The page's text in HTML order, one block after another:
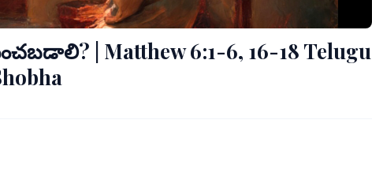
| Matthew 6:1-6, 16-18 Telugu